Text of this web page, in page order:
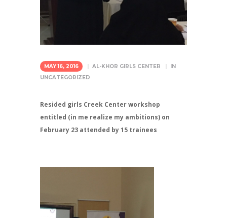
MAY 16, 2016 AL-KHOR GIRLS CENTER
IN
UNCATEGORIZED
Resided girls Creek Center workshop
entitled (in me realize my ambitions) on
February 23 attended by 15 trainees